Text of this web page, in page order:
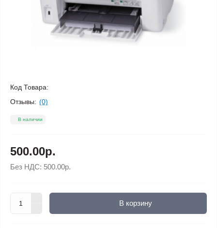
Код Товара:
Отзывы: (0)
В наличии
500.00р.
Без НДС: 500.00р.
В корзину